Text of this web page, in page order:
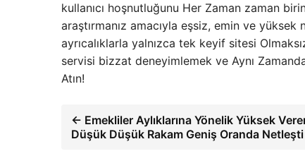
kullanıcı hoşnutluğunu Her Zaman zaman
araştırmanız amacıyla eşsiz, emin ve
ayrıcalıklarla yalnızca tek keyif sitesi
servisi bizzat deneyimlemek ve Aynı
Atın!
← Emekliler Aylıklarına Yönelik Yüksek
Düşük Düşük Rakam Geniş Oranda Netleşti